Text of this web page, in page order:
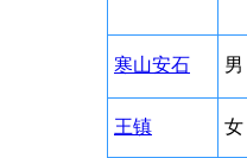
寒山安石 男
王镇 女